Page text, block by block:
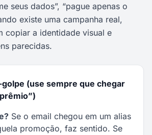
seus dados”, “pague apenas o
existe uma campanha real,
copiar a identidade visual e
parecidas.
(use sempre que chegar
Se o email chegou em um alias
promoção, faz sentido. Se